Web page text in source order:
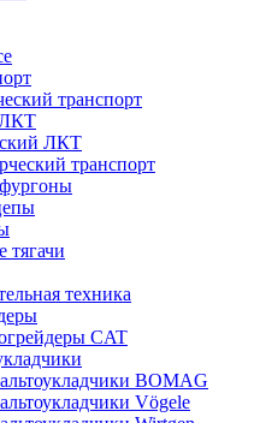
транспорт
ЛКТ
ЛКТ
транспорт
тягачи
техника
CAT
BOMAG
Vögele